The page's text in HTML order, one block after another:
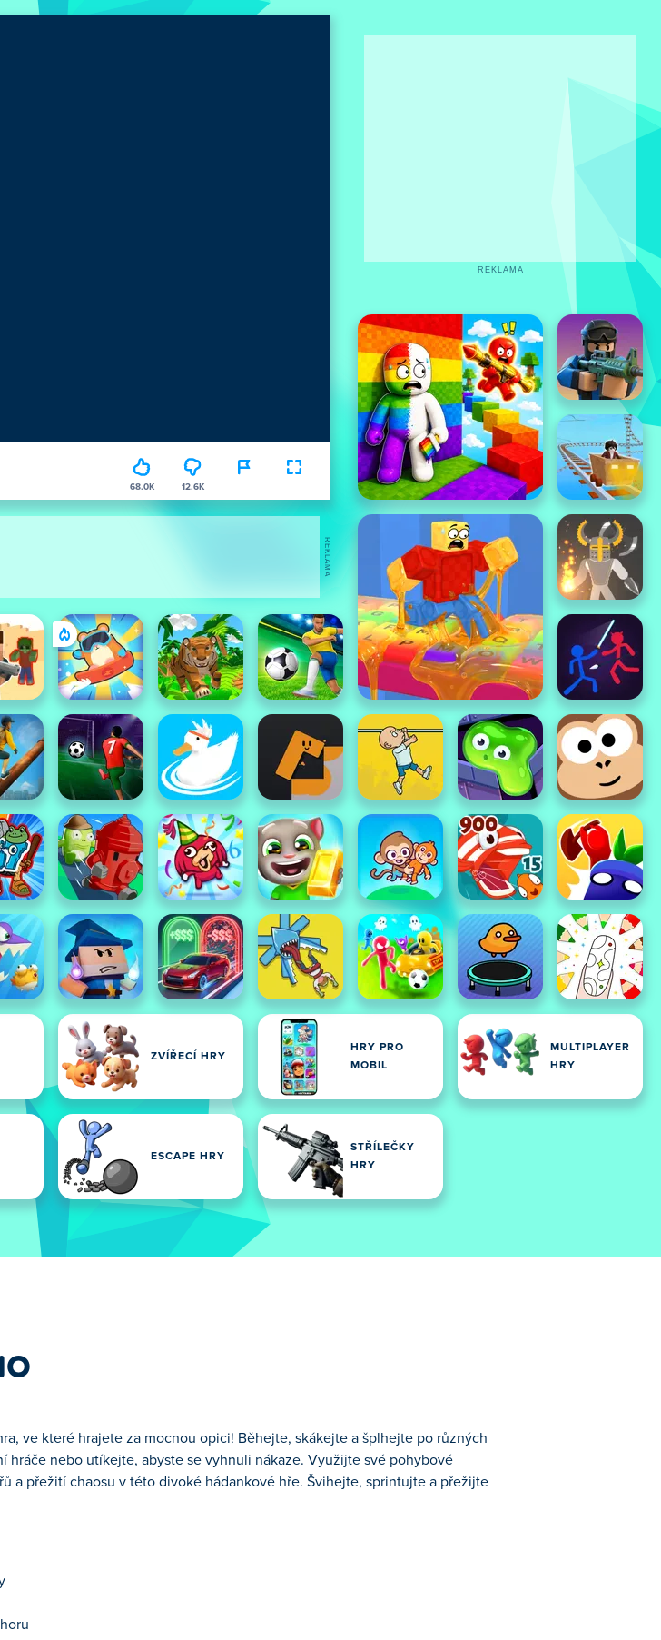
68.0K 12.6K
ZVÍŘECÍ HRY
HRY PRO
MOBIL
MULTIPLAYER
HRY
ESCAPE HRY
STŘÍLEČKY
HRY
REKLAMA
REKLAMA
ve které hrajete za mocnou opici! Běhejte, skákejte a šplhejte po různých
hráče nebo utíkejte, abyste se vyhnuli nákaze. Využijte své pohybové
a přežití chaosu v této divoké hádankové hře. Švihejte, sprintujte a přežijte